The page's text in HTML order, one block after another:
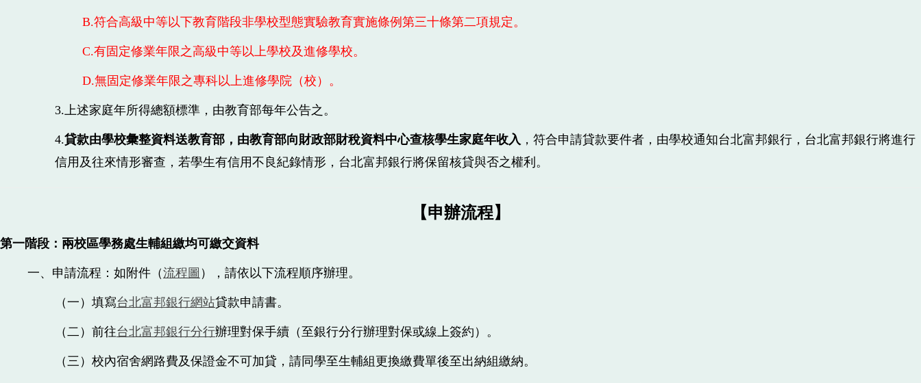
B.符合高級中等以下教育階段非學校型態實驗教育實施條例第三十條第二項規定。
C.有固定修業年限之高級中等以上學校及進修學校。
D.無固定修業年限之專科以上進修學院（校）。
3.上述家庭年所得總額標準，由教育部每年公告之。
4.貸款由學校彙整資料送教育部，由教育部向財政部財稅資料中心查核學生家庭年收入 ，符合申請貸款要件者，由學校通知台北富邦銀行，台北富邦銀行將進行
信用及往來情形審查，若學生有信用不良紀錄情形，台北富邦銀行將保留核貸與否之權利。
【申辦流程】
第一階段： 兩校區學務處生輔組繳均可繳交資料
一、申請流程：如附件（流程圖 ），請依以下流程順序辦理。
（一）填寫台北富邦銀行網站貸款申請書。
（二）前往台北富邦銀行分行辦理對保手續（至銀行分行辦理對保或線上簽約）。
（三）校內宿舍網路費及保證金不可加貸，請同學至生輔組更換繳費單後至出納組繳納。